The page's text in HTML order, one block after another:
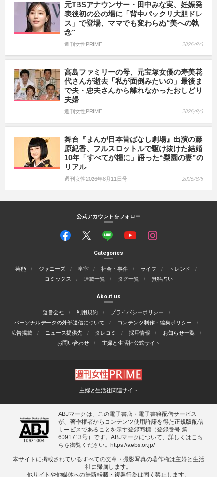
元TBSアナウンサー・田中みな実、妊娠発
表後初の公の場に「背中パックリ大胆ドレ
ス」で登場、ママでも変わらぬ“美への執
念”
週刊女性PRIME 2026/8/6
高島ファミリーの母、元宝塚女優の寿美花
代さんが逝去「私が面倒みたいの」最後ま
で夫・忠夫さんから離れなかったおしどり
夫婦
週刊女性PRIME 2026/8/6
舞台『まんが日本昔ばなし劇場』出演の藤
原紀香、フルスロットルで駆け抜けた結婚
10年「すべてが糧に」語った“梨園の妻”の
リアル
週刊女性2026年8月11日号 2026/8/5
公式アカウントをフォロー
Categories
芸能 ジャニーズ 皇室 社会・事件 ライフ
トレンド
コミックス
連載一覧 タグ一覧 無料占い
About us
運営会社 利用規約
プライバシーポリシー
パーソナルデータの外部送信について
コンテンツ制作・編集ポリシー
広告掲載
ニュース提供先 タレコミ 採用情報
お知らせ一覧
お問い合わせ
主婦と生活社公式サイト
主婦と生活社関連サイト
ABJマークは、この電子書店・電子書籍配信サービス
が、著作権者からコンテンツ使用許諾を得た正規版配信
サービスであることを示す登録商標（登録番号 第
6091713号）です。ABJマークについて、詳しくはこち
らを御覧ください。
https://aebs.or.jp/
本サイトに掲載されているすべての⽂章・撮影写真の著作権は主婦と⽣活
社に帰属します。
他サイトや他媒体への無断転載・複製⾏為は固く禁⽌します。